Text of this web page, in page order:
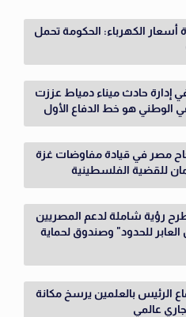
أسعار الكهرباء: الحكومة تحمل
إدارة حادث ميناء دمياط عززت
الوطني هو خط الدفاع الأول
مصر في قيادة مفاوضات غزة
للقضية الفلسطينية
رؤية شاملة لدعم المصريين
للحدود" وصندوق لحماية
الرئيس بالعلمين يرسخ مكانة
عالمي